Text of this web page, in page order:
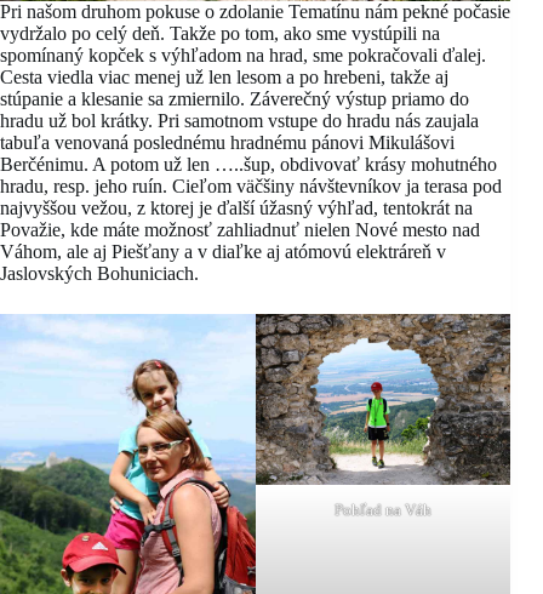
Pri našom druhom pokuse o zdolanie Tematínu nám pekné počasie
vydržalo po celý deň. Takže po tom, ako sme vystúpili na
spomínaný kopček s výhľadom na hrad, sme pokračovali ďalej.
Cesta viedla viac menej už len lesom a po hrebeni, takže aj
stúpanie a klesanie sa zmiernilo. Záverečný výstup priamo do
hradu už bol krátky. Pri samotnom vstupe do hradu nás zaujala
tabuľa venovaná poslednému hradnému pánovi Mikulášovi
Berčénimu. A potom už len …..šup, obdivovať krásy mohutného
hradu, resp. jeho ruín. Cieľom väčšiny návštevníkov ja terasa pod
najvyššou vežou, z ktorej je ďalší úžasný výhľad, tentokrát na
Považie, kde máte možnosť zahliadnuť nielen Nové mesto nad
Váhom, ale aj Piešťany a v diaľke aj atómovú elektráreň v
Jaslovských Bohuniciach.
Pohľad na Váh